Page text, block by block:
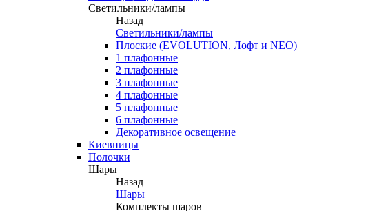
Светильники/лампы
Назад
Светильники/лампы
Плоские (EVOLUTION, Лофт и NEO)
1 плафонные
2 плафонные
3 плафонные
4 плафонные
5 плафонные
6 плафонные
Декоративное освещение
Киевницы
Полочки
Шары
Назад
Шары
Комплекты шаров